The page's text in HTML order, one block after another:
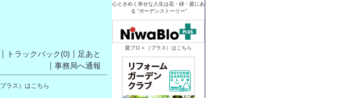
トラックバック(0)
足あと
事務局へ通報
ラス）はこちら
心ときめく幸せな人生は花・緑・庭にあ
る “ガーデンストーリー”
庭ブロ＋（プラス）はこちら